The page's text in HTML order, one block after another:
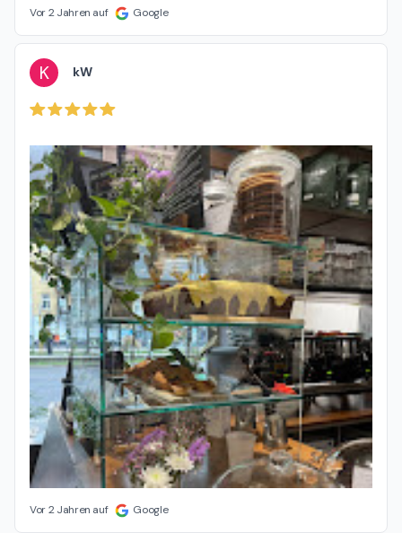
Vor 2 Jahren auf Google
K kW
Vor 2 Jahren auf Google